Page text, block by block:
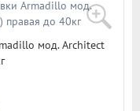
мод. Architect